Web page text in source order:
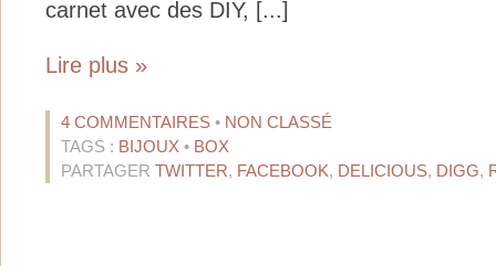
carnet avec des DIY, [...]
Lire plus »
4 COMMENTAIRES • NON CLASSÉ
TAGS : BIJOUX • BOX
PARTAGER TWITTER, FACEBOOK, DELICIOUS, DIGG,